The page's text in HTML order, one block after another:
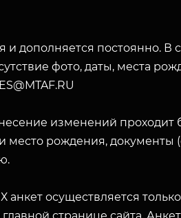
и дополняется постоянно. В
фото, даты, места
изменений
место рождения,
осуществляется